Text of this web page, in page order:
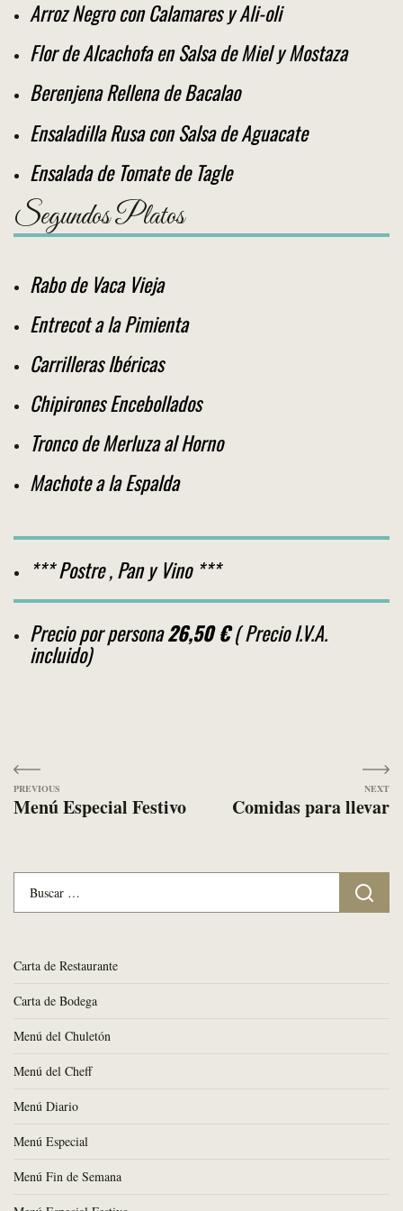
Arroz Negro con Calamares y Ali-oli
Flor de Alcachofa en Salsa de Miel y Mostaza
Berenjena Rellena de Bacalao
Ensaladilla Rusa con Salsa de Aguacate
Ensalada de Tomate de Tagle
Segundos Platos
Rabo de Vaca Vieja
Entrecot a la Pimienta
Carrilleras Ibéricas
Chipirones Encebollados
Tronco de Merluza al Horno
Machote a la Espalda
*** Postre , Pan y Vino ***
Precio por persona26,50 €( Precio I.V.A.
incluido)
Navegación
de
Menú Especial Festivo Comidas para llevar
Carta de Restaurante
Carta de Bodega
Menú del Chuletón
Menú del Cheff
Menú Diario
Menú Especial
Menú Fin de Semana